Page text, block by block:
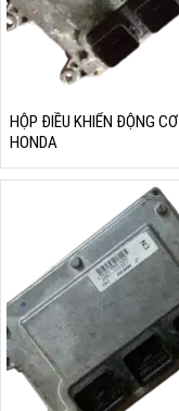
HỘP ĐIỀU KHIỂN ĐỘNG CƠ
HONDA